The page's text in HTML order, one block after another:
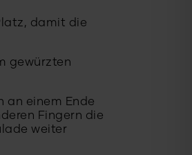
damit die
gewürzten
an einem Ende
Fingern die
weiter